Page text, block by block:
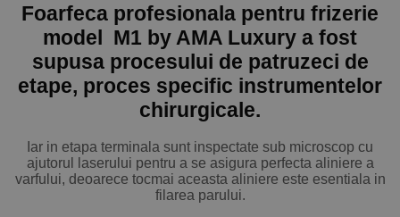
Foarfeca profesionala pentru frizerie
model M1 by AMA Luxury a fost
supusa procesului de patruzeci de
etape, proces specific instrumentelor
chirurgicale.
Iar in etapa terminala sunt inspectate sub microscop cu
ajutorul laserului pentru a se asigura perfecta aliniere a
varfului, deoarece tocmai aceasta aliniere este esentiala in
filarea parului.